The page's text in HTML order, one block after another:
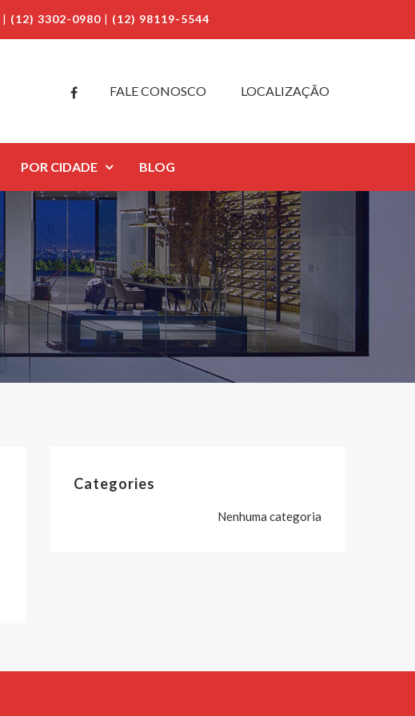
| (12) 3302-0980 | (12) 98119-5544
FALE CONOSCO LOCALIZAÇÃO
POR CIDADE BLOG
Categories
Nenhuma categoria